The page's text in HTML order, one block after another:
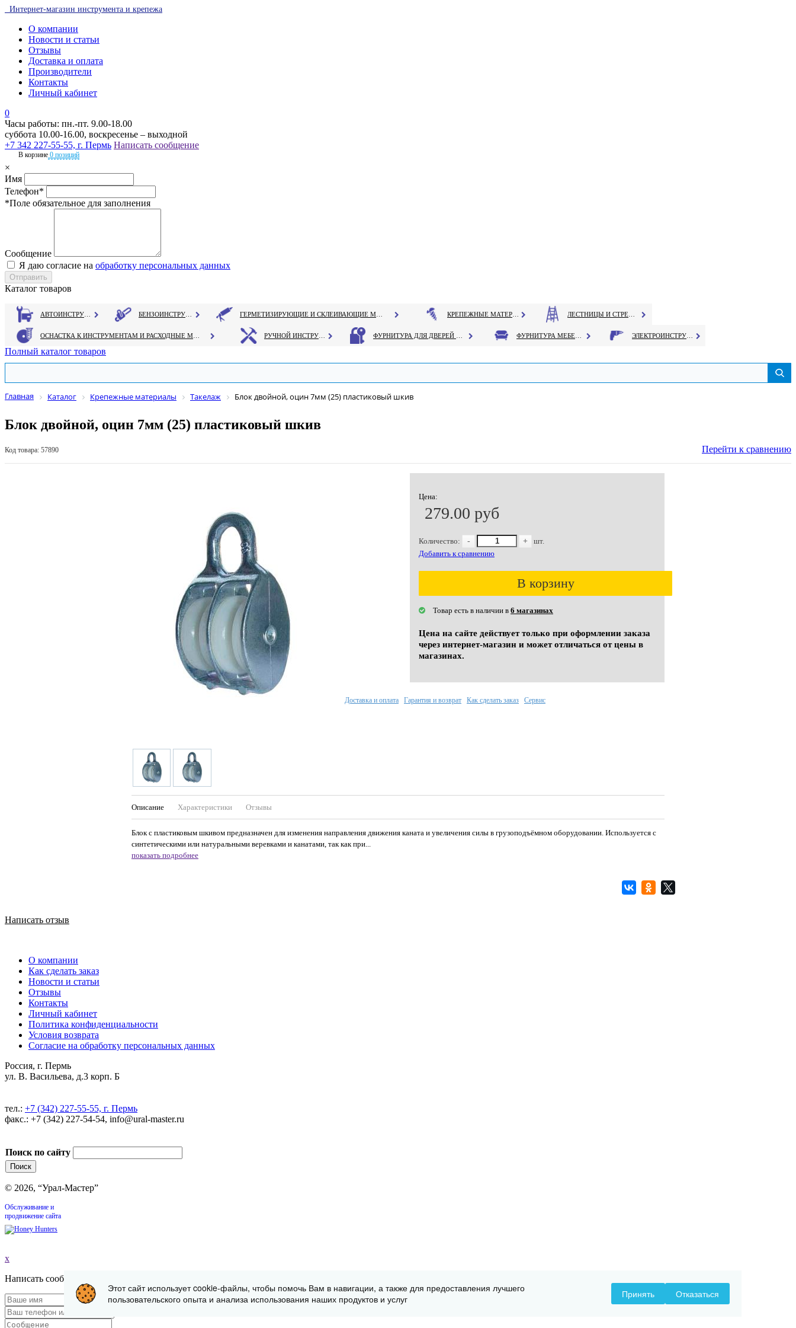
Интернет-магазин инструмента и крепежа
О компании
Новости и статьи
Отзывы
Доставка и оплата
Производители
Контакты
Личный кабинет
0
Часы работы: пн.-пт. 9.00-18.00
суббота 10.00-16.00, воскресенье – выходной
+7 342 227-55-55, г. Пермь Написать сообщение
В корзине 0 позиций
×
Имя
Телефон*
*Поле обязательное для заполнения
Сообщение
Я даю согласие на обработку персональных данных
Каталог товаров
Полный каталог товаров
Главная Каталог Крепежные материалы Такелаж Блок двойной, оцин 7мм (25) пластиковый шкив
Блок двойной, оцин 7мм (25) пластиковый шкив
Код товара: 57890 Перейти к сравнению
Цена:
279.00 руб
Количество: - +
шт.
Добавить к сравнению
В корзину
Товар есть в наличии в 6 магазинах
Цена на сайте действует только при оформлении заказа
через интернет-магазин и может отличаться от цены в
магазинах.
Описание Характеристики Отзывы
Блок с пластиковым шкивом предназначен для изменения направления движения каната и увеличения силы в грузоподъёмном оборудовании. Используется с
синтетическими или натуральными веревками и канатами, так как при...
показать подробнее
Доставка и оплата Гарантия и возврат Как сделать заказ Сервис
Написать отзыв
О компании
Как сделать заказ
Новости и статьи
Отзывы
Контакты
Личный кабинет
Политика конфиденциальности
Условия возврата
Согласие на обработку персональных данных
Россия, г. Пермь
ул. В. Васильева, д.3 корп. Б
тел.: +7 (342) 227-55-55, г. Пермь
факс.: +7 (342) 227-54-54, info@ural-master.ru
Поиск по сайту
© 2026, “Урал-Мастер”
Обслуживание и
продвижение сайта
x
Написать сообщение
Этот сайт использует cookie-файлы, чтобы помочь Вам в навигации, а также для предоставления лучшего
пользовательского опыта и анализа использования наших продуктов и услуг
Принять Отказаться